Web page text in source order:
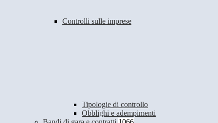
Controlli sulle imprese
Tipologie di controllo
Obblighi e adempimenti